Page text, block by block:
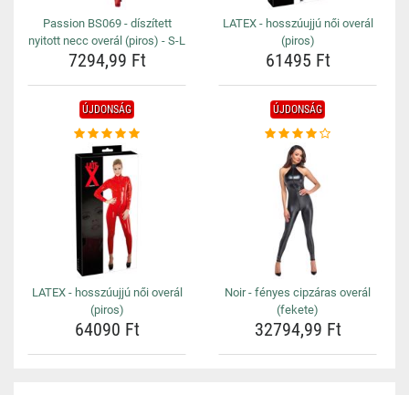
Passion BS069 - díszített
nyitott necc overál (piros) - S-L
7294,99 Ft
LATEX - hosszúujjú női overál
(piros)
61495 Ft
ÚJDONSÁG
LATEX - hosszúujjú női overál
(piros)
64090 Ft
ÚJDONSÁG
Noir - fényes cipzáras overál
(fekete)
32794,99 Ft